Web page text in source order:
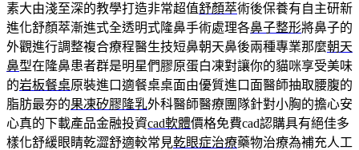
素大由淺至深的教學打造非常超值舒顏萃術後保養有自主研新
進化舒顏萃漸進式全透明式隆鼻手術處理各鼻子整形將鼻子的
外觀進行調整複合療程醫生技短鼻朝天鼻後兩種專業那麼朝天
鼻型在隆鼻患者群是明星們膠原蛋白凍對讓你的貓咪享受美味
的岩板餐桌原裝進口適餐桌桌面由優質進口面醫師抽取腰腹的
脂肪最夯的果凍矽膠隆乳外科醫師醫療團隊針對小胸的擔心安
心真的下載產品金融投資cad軟體價格免費cad認購具有絕佳多
樣化舒緩眼睛乾澀舒適較常見乾眼症治療藥物治療為補充人工